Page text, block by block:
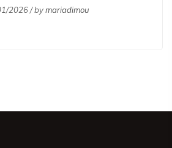
2026 / bymariadimou